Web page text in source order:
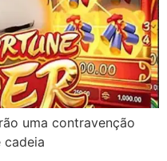
uma contravenção
cadeia